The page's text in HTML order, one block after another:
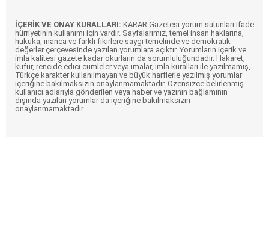
İÇERİK VE ONAY KURALLARI: KARAR Gazetesi yorum sütunları ifade
hürriyetinin kullanımı için vardır. Sayfalarımız, temel insan haklarına,
hukuka, inanca ve farklı fikirlere saygı temelinde ve demokratik
değerler çerçevesinde yazılan yorumlara açıktır. Yorumların içerik ve
imla kalitesi gazete kadar okurların da sorumluluğundadır. Hakaret,
küfür, rencide edici cümleler veya imalar, imla kuralları ile yazılmamış,
Türkçe karakter kullanılmayan ve büyük harflerle yazılmış yorumlar
içeriğine bakılmaksızın onaylanmamaktadır. Özensizce belirlenmiş
kullanıcı adlarıyla gönderilen veya haber ve yazının bağlamının
dışında yazılan yorumlar da içeriğine bakılmaksızın
onaylanmamaktadır.